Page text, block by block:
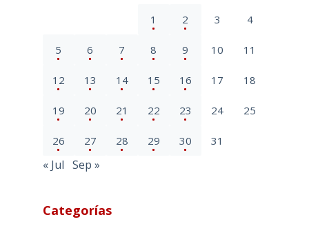
1 2 3 4
5 6 7 8 9 10 11
12 13 14 15 16 17 18
19 20 21 22 23 24 25
26 27 28 29 30 31
« Jul Sep »
Categorías